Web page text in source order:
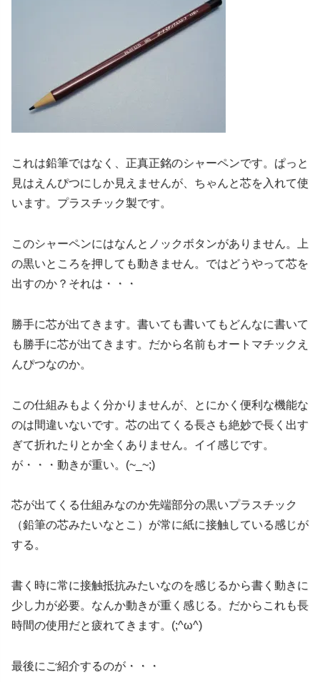
これは鉛筆ではなく、正真正銘のシャーペンです。ぱっと
見はえんぴつにしか見えませんが、ちゃんと芯を入れて使
います。プラスチック製です。
このシャーペンにはなんとノックボタンがありません。上
の黒いところを押しても動きません。ではどうやって芯を
出すのか？それは・・・
勝手に芯が出てきます。書いても書いてもどんなに書いて
も勝手に芯が出てきます。だから名前もオートマチックえ
んぴつなのか。
この仕組みもよく分かりませんが、とにかく便利な機能な
のは間違いないです。芯の出てくる長さも絶妙で長く出す
ぎて折れたりとか全くありません。イイ感じです。
が・・・動きが重い。(~_~;)
芯が出てくる仕組みなのか先端部分の黒いプラスチック
（鉛筆の芯みたいなとこ）が常に紙に接触している感じが
する。
書く時に常に接触抵抗みたいなのを感じるから書く動きに
少し力が必要。なんか動きが重く感じる。だからこれも長
時間の使用だと疲れてきます。(;^ω^)
最後にご紹介するのが・・・